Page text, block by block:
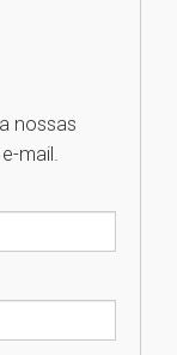
em
semestre
nossas
mail.